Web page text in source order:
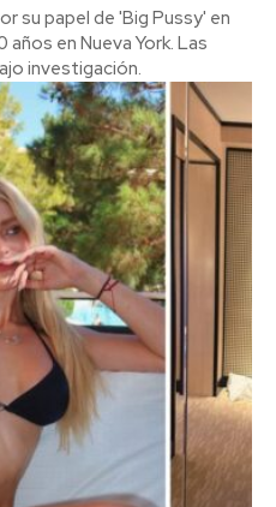
su papel de 'Big Pussy' en
en Nueva York. Las
investigación.